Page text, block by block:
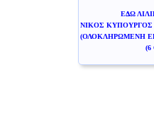
ΕΔΩ
ΝΙΚΟΣ ΚΥΠΟΥΡΓΟΣ
(ΟΛΟΚΛΗΡΩΜΕΝΗ
(6